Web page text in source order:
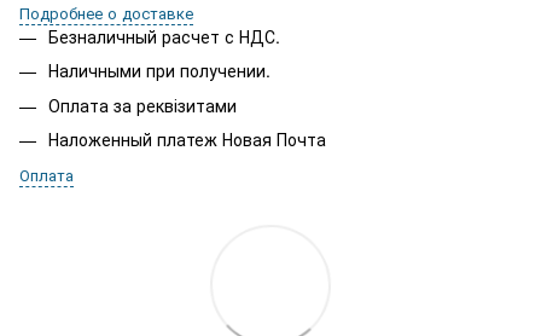
Подробнее о доставке
Безналичный расчет с НДС.
Наличными при получении.
Оплата за реквізитами
Наложенный платеж Новая Почта
Оплата